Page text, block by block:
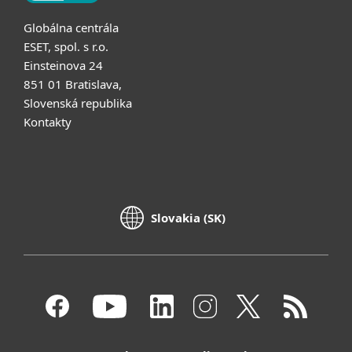
Globálna centrála
ESET, spol. s r.o.
Einsteinova 24
851 01 Bratislava,
Slovenská republika
Kontakty
Slovakia (SK)